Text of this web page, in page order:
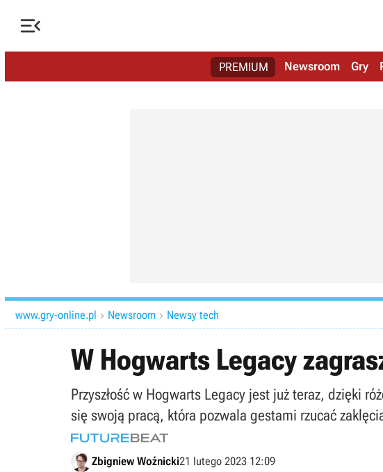

PREMIUM Newsroom Gry
www.gry-online.pl  Newsroom  Newsy tech
W Hogwarts Legacy
Przyszłość w Hogwarts Legacy jest już teraz, dzięki
się swoją pracą, która pozwala gestami rzucać
Zbigniew Woźnicki21 lutego 2023 12:09